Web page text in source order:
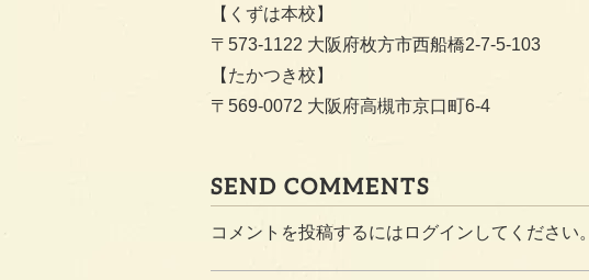
【くずは本校】
〒573-1122 大阪府枚方市西船橋2-7-5-103
【たかつき校】
〒569-0072 大阪府高槻市京口町6-4
SEND COMMENTS
コメントを投稿するには ログイン してください。